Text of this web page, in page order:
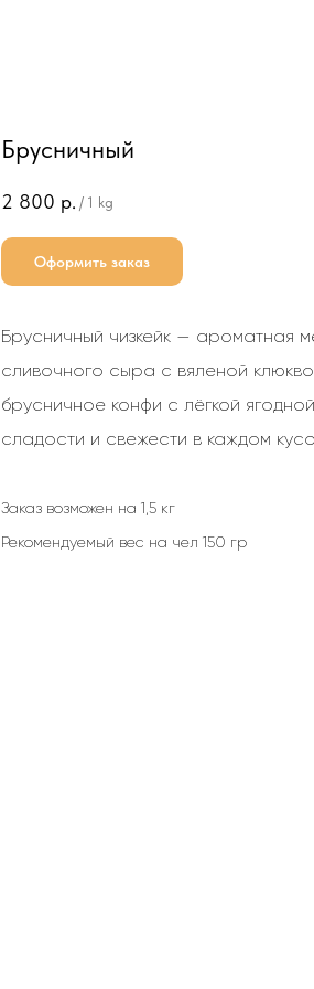
Брусничный
2 800 р. / 1 kg
Оформить заказ
Брусничный чизкейк — ароматная
сливочного сыра с вяленой
брусничное конфи с лёгкой
сладости и свежести в каждом
Заказ возможен на 1,5 кг
Рекомендуемый вес на чел 150 гр